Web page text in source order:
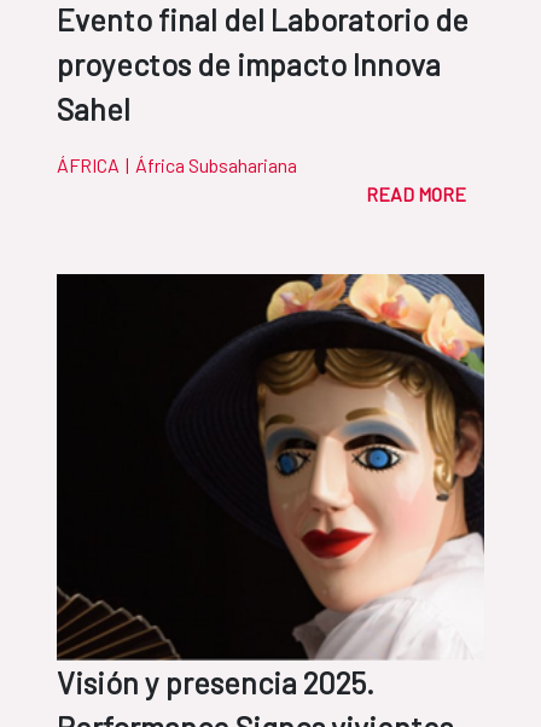
Evento final del Laboratorio de
proyectos de impacto Innova
Sahel
ÁFRICA | África Subsahariana
READ MORE
Visión y presencia 2025.